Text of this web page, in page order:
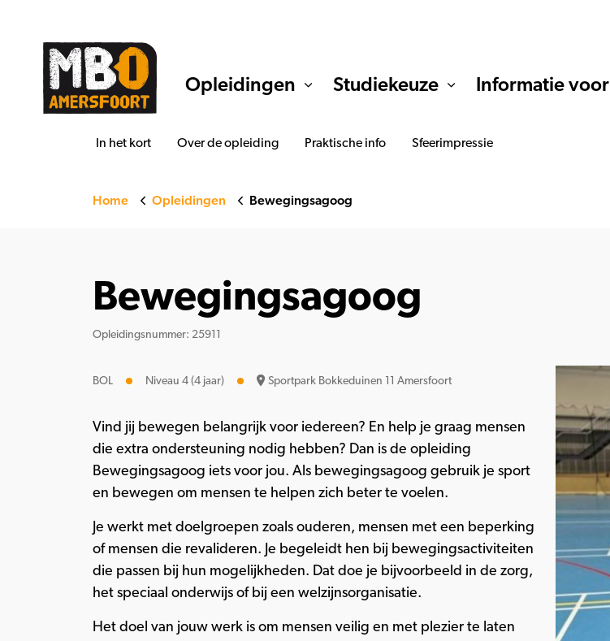
Opleidingen Studiekeuze Informatie voor
In het kort Over de opleiding Praktische info Sfeerimpressie
Home Opleidingen Bewegingsagoog
Bewegingsagoog
Opleidingsnummer: 25911
BOL Niveau 4 (4 jaar) Sportpark Bokkeduinen 11 Amersfoort
Vind jij bewegen belangrijk voor iedereen? En help je graag mensen
die extra ondersteuning nodig hebben? Dan is de opleiding
Bewegingsagoog iets voor jou. Als bewegingsagoog gebruik je sport
en bewegen om mensen te helpen zich beter te voelen.
Je werkt met doelgroepen zoals ouderen, mensen met een beperking
of mensen die revalideren. Je begeleidt hen bij bewegingsactiviteiten
die passen bij hun mogelijkheden. Dat doe je bijvoorbeeld in de zorg,
het speciaal onderwijs of bij een welzijnsorganisatie.
Het doel van jouw werk is om mensen veilig en met plezier te laten